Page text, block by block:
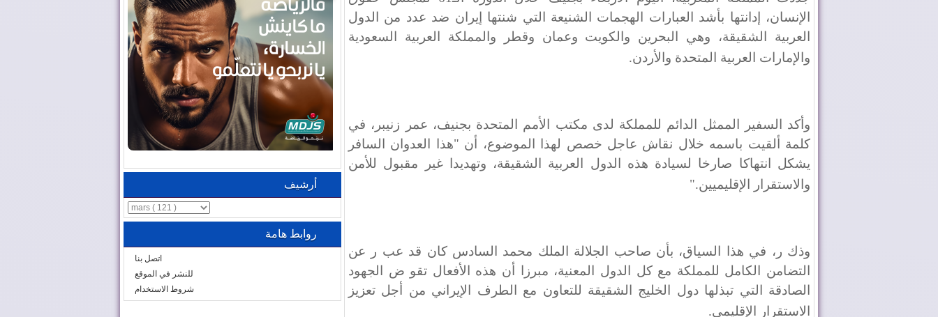
الإنسان، إدانتها بأشد العبارات الهجمات الشنيعة التي شنتها إيران ضد عدد من الدول
العربية الشقيقة، وهي البحرين والكويت وعمان وقطر والمملكة العربية السعودية
والإمارات العربية المتحدة والأردن.
وأكد السفير الممثل الدائم للمملكة لدى مكتب الأمم المتحدة بجنيف، عمر زنيبر، في
كلمة ألقيت باسمه خلال نقاش عاجل خصص لهذا الموضوع، أن "هذا العدوان السافر
يشكل انتهاكا صارخا لسيادة هذه الدول العربية الشقيقة، وتهديدا غير مقبول للأمن
والاستقرار الإقليميين".
وذك ر، في هذا السياق، بأن صاحب الجلالة الملك محمد السادس كان قد عب ر عن
التضامن الكامل للمملكة مع كل الدول المعنية، مبرزا أن هذه الأفعال تقو ض الجهود
الصادقة التي تبذلها دول الخليج الشقيقة للتعاون مع الطرف الإيراني من أجل تعزيز
الاستقرار الإقليمي.
أرشيف
روابط هامة
اتصل بنا
للنشر في الموقع
شروط الاستخدام